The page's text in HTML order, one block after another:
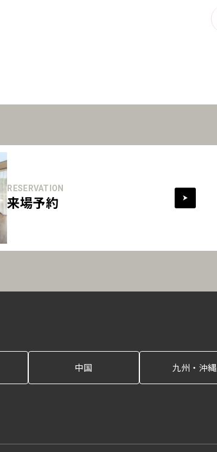
RESERVATION
来場予約
中国 九州・沖縄